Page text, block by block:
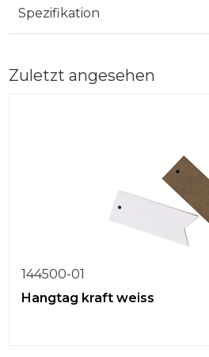
Spezifikation
Zuletzt angesehen
144500-01
Hangtag kraft weiss